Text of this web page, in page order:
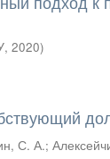
, 2020)
С. А.;